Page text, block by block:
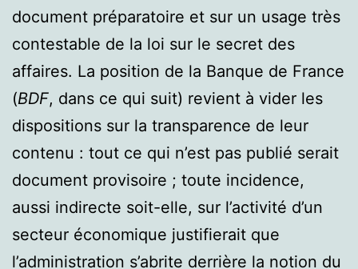
document préparatoire et sur un usage très
contestable de la loi sur le secret des
affaires. La position de la Banque de France
(BDF, dans ce qui suit) revient à vider les
dispositions sur la transparence de leur
contenu : tout ce qui n’est pas publié serait
document provisoire ; toute incidence,
aussi indirecte soit-elle, sur l’activité d’un
secteur économique justifierait que
l’administration s’abrite derrière la notion du